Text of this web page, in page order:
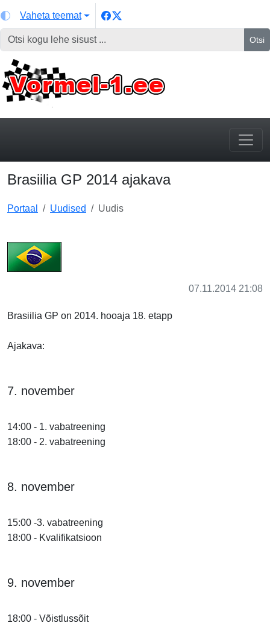
Vaheta teemat
Otsi
Brasiilia GP 2014 ajakava
Portaal Uudised Uudis
07.11.2014 21:08
Brasiilia GP on 2014. hooaja 18. etapp
Ajakava:
7. november
14:00 - 1. vabatreening
18:00 - 2. vabatreening
8. november
15:00 -3. vabatreening
18:00 - Kvalifikatsioon
9. november
18:00 - Võistlussõit